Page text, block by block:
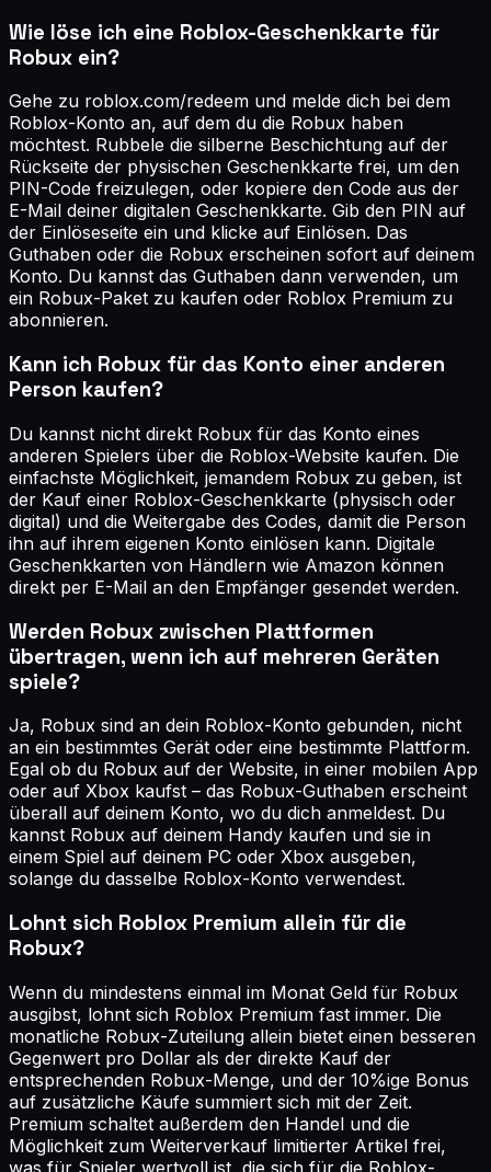
Wie löse ich eine Roblox-Geschenkkarte für
Robux ein?
Gehe zu roblox.com/redeem und melde dich bei dem
Roblox-Konto an, auf dem du die Robux haben
möchtest. Rubbele die silberne Beschichtung auf der
Rückseite der physischen Geschenkkarte frei, um den
PIN-Code freizulegen, oder kopiere den Code aus der
E-Mail deiner digitalen Geschenkkarte. Gib den PIN auf
der Einlöseseite ein und klicke auf Einlösen. Das
Guthaben oder die Robux erscheinen sofort auf deinem
Konto. Du kannst das Guthaben dann verwenden, um
ein Robux-Paket zu kaufen oder Roblox Premium zu
abonnieren.
Kann ich Robux für das Konto einer anderen
Person kaufen?
Du kannst nicht direkt Robux für das Konto eines
anderen Spielers über die Roblox-Website kaufen. Die
einfachste Möglichkeit, jemandem Robux zu geben, ist
der Kauf einer Roblox-Geschenkkarte (physisch oder
digital) und die Weitergabe des Codes, damit die Person
ihn auf ihrem eigenen Konto einlösen kann. Digitale
Geschenkkarten von Händlern wie Amazon können
direkt per E-Mail an den Empfänger gesendet werden.
Werden Robux zwischen Plattformen
übertragen, wenn ich auf mehreren Geräten
spiele?
Ja, Robux sind an dein Roblox-Konto gebunden, nicht
an ein bestimmtes Gerät oder eine bestimmte Plattform.
Egal ob du Robux auf der Website, in einer mobilen App
oder auf Xbox kaufst – das Robux-Guthaben erscheint
überall auf deinem Konto, wo du dich anmeldest. Du
kannst Robux auf deinem Handy kaufen und sie in
einem Spiel auf deinem PC oder Xbox ausgeben,
solange du dasselbe Roblox-Konto verwendest.
Lohnt sich Roblox Premium allein für die
Robux?
Wenn du mindestens einmal im Monat Geld für Robux
ausgibst, lohnt sich Roblox Premium fast immer. Die
monatliche Robux-Zuteilung allein bietet einen besseren
Gegenwert pro Dollar als der direkte Kauf der
entsprechenden Robux-Menge, und der 10%ige Bonus
auf zusätzliche Käufe summiert sich mit der Zeit.
Premium schaltet außerdem den Handel und die
Möglichkeit zum Weiterverkauf limitierter Artikel frei,
was für Spieler wertvoll ist, die sich für die Roblox-